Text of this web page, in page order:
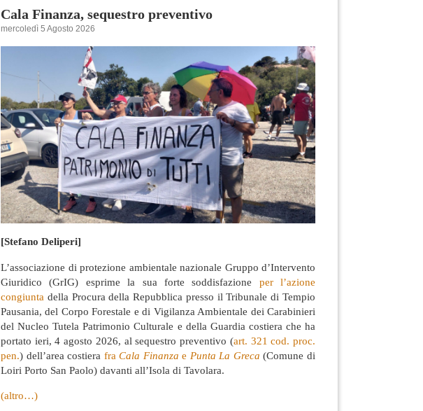
Cala Finanza, sequestro preventivo
mercoledì 5 Agosto 2026
[Stefano Deliperi]
L’associazione di protezione ambientale nazionale Gruppo d’Intervento
Giuridico (GrIG) esprime la sua forte soddisfazione per l’azione
congiunta della Procura della Repubblica presso il Tribunale di Tempio
Pausania, del Corpo Forestale e di Vigilanza Ambientale dei Carabinieri
del Nucleo Tutela Patrimonio Culturale e della Guardia costiera che ha
portato ieri, 4 agosto 2026, al sequestro preventivo (art. 321 cod. proc.
pen.) dell’area costiera fraCala Finanza e Punta La Greca (Comune di
Loiri Porto San Paolo) davanti all’Isola di Tavolara.
(altro…)